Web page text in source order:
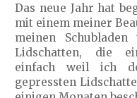
Das neue Jahr hat
mit einem meiner
meinen
Lidschatten, die
einfach weil ich
gepressten